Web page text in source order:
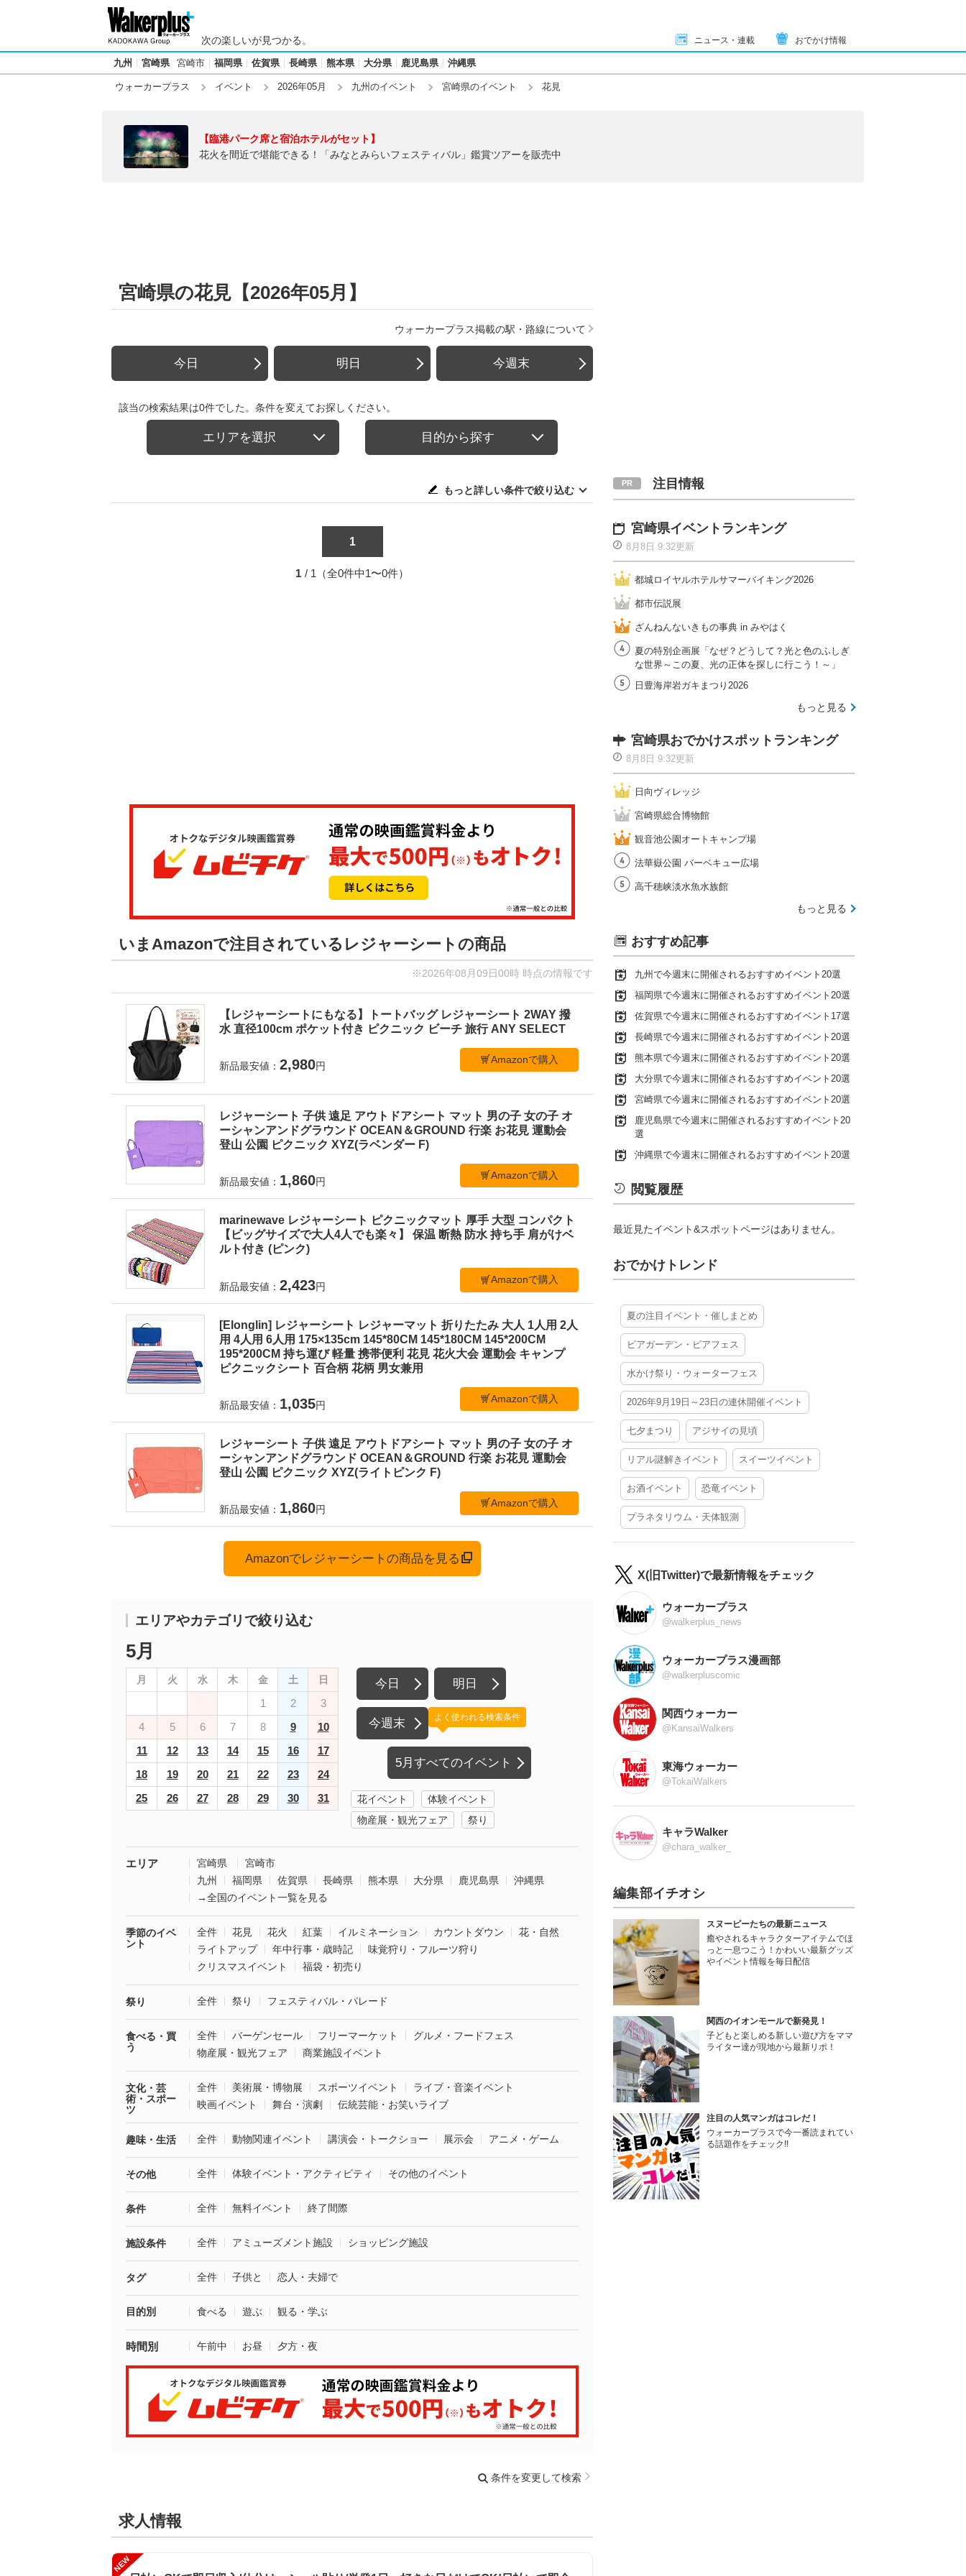
次の楽しいが見つかる。 ニュース・連載 おでかけ情報
九州 宮崎県 宮崎市 福岡県 佐賀県 長崎県 熊本県 大分県 鹿児島県 沖縄県
ウォーカープラス イベント 2026年05月 九州のイベント 宮崎県のイベント 花見
【臨港パーク席と宿泊ホテルがセット】
花火を間近で堪能できる！「みなとみらいフェスティバル」鑑賞ツアーを販売中
宮崎県の花見【2026年05月】
ウォーカープラス掲載の駅・路線について
今日 明日 今週末
該当の検索結果は0件でした。条件を変えてお探しください。
エリアを選択 目的から探す
もっと詳しい条件で絞り込む
1
1 / 1（全0件中1〜0件）
いまAmazonで注目されているレジャーシートの商品
※2026年08月09日00時 時点の情報です
【レジャーシートにもなる】トートバッグ レジャーシート 2WAY 撥
水 直径100cm ポケット付き ピクニック ビーチ 旅行 ANY SELECT
新品最安値： 2,980円
Amazonで購入
レジャーシート 子供 遠足 アウトドアシート マット 男の子 女の子 オ
ーシャンアンドグラウンド OCEAN＆GROUND 行楽 お花見 運動会
登山 公園 ピクニック XYZ(ラベンダー F)
新品最安値： 1,860円
Amazonで購入
marinewave レジャーシート ピクニックマット 厚手 大型 コンパクト
【ビッグサイズで大人4人でも楽々】 保温 断熱 防水 持ち手 肩がけベ
ルト付き (ピンク)
新品最安値： 2,423円
Amazonで購入
[Elonglin] レジャーシート レジャーマット 折りたたみ 大人 1人用 2人
用 4人用 6人用 175×135cm 145*80CM 145*180CM 145*200CM
195*200CM 持ち運び 軽量 携帯便利 花見 花火大会 運動会 キャンプ
ピクニックシート 百合柄 花柄 男女兼用
新品最安値： 1,035円
Amazonで購入
レジャーシート 子供 遠足 アウトドアシート マット 男の子 女の子 オ
ーシャンアンドグラウンド OCEAN＆GROUND 行楽 お花見 運動会
登山 公園 ピクニック XYZ(ライトピンク F)
新品最安値： 1,860円
Amazonで購入
Amazonでレジャーシートの商品を見る
エリアやカテゴリで絞り込む
5月
月 火 水 木 金 土 日
1 2
3
4
5 6 7 8 9
10
11
12 13 14 15 16
17
18
19 20 21 22 23
24
25
26 27 28 29 30 31
今日 明日
今週末
5月すべてのイベント
よく使われる検索条件
花イベント
体験イベント
物産展・観光フェア
祭り
エリア 宮崎県
宮崎市
九州
福岡県 佐賀県 長崎県 熊本県 大分県 鹿児島県
沖縄県
→全国のイベント一覧を見る
季節のイベ
ント
全件 花見 花火 紅葉 イルミネーション カウントダウン
花・自然
ライトアップ
年中行事・歳時記
味覚狩り・フルーツ狩り
クリスマスイベント
福袋・初売り
祭り 全件 祭り フェスティバル・パレード
食べる・買
う
全件 バーゲンセール フリーマーケット
グルメ・フードフェス
物産展・観光フェア
商業施設イベント
文化・芸
術・スポー
ツ
全件 美術展・博物展 スポーツイベント
ライブ・音楽イベント
映画イベント
舞台・演劇 伝統芸能・お笑いライブ
趣味・生活 全件 動物関連イベント 講演会・トークショー 展示会 アニメ・ゲーム
その他 全件 体験イベント・アクティビティ その他のイベント
条件 全件 無料イベント 終了間際
施設条件 全件 アミューズメント施設 ショッピング施設
タグ 全件 子供と 恋人・夫婦で
目的別 食べる 遊ぶ 観る・学ぶ
時間別 午前中 お昼 夕方・夜
条件を変更して検索
求人情報
NEW
注目情報
宮崎県イベントランキング
8月8日 9:32更新
都城ロイヤルホテルサマーバイキング2026
都市伝説展
ざんねんないきもの事典 in みやはく
夏の特別企画展「なぜ？どうして？光と色のふしぎ
な世界～この夏、光の正体を探しに行こう！～」
日豊海岸岩ガキまつり2026
もっと見る
宮崎県おでかけスポットランキング
8月8日 9:32更新
日向ヴィレッジ
宮崎県総合博物館
観音池公園オートキャンプ場
法華嶽公園 バーベキュー広場
高千穂峡淡水魚水族館
もっと見る
おすすめ記事
九州で今週末に開催されるおすすめイベント20選
福岡県で今週末に開催されるおすすめイベント20選
佐賀県で今週末に開催されるおすすめイベント17選
長崎県で今週末に開催されるおすすめイベント20選
熊本県で今週末に開催されるおすすめイベント20選
大分県で今週末に開催されるおすすめイベント20選
宮崎県で今週末に開催されるおすすめイベント20選
鹿児島県で今週末に開催されるおすすめイベント20
選
沖縄県で今週末に開催されるおすすめイベント20選
閲覧履歴
最近見たイベント&スポットページはありません。
おでかけトレンド
夏の注目イベント・催しまとめ
ビアガーデン・ビアフェス
水かけ祭り・ウォーターフェス
2026年9月19日～23日の連休開催イベント
七夕まつり アジサイの見頃
リアル謎解きイベント スイーツイベント
お酒イベント 恐竜イベント
プラネタリウム・天体観測
X(旧Twitter)で最新情報をチェック
ウォーカープラス
@walkerplus_news
ウォーカープラス漫画部
@walkerpluscomic
関西ウォーカー
@KansaiWalkers
東海ウォーカー
@TokaiWalkers
キャラWalker
@chara_walker_
編集部イチオシ
スヌーピーたちの最新ニュース
癒やされるキャラクターアイテムでほ
っと一息つこう！かわいい最新グッズ
やイベント情報を毎日配信
関西のイオンモールで新発見！
子どもと楽しめる新しい遊び方をママ
ライター達が現地から最新リポ！
注目の人気マンガはコレだ！
ウォーカープラスで今一番読まれてい
る話題作をチェック!!